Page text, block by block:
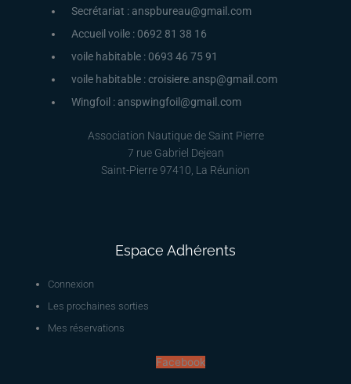
Secrétariat : anspbureau@gmail.com
Accueil voile : 0692 81 38 16
voile habitable : 0693 46 75 91
voile habitable : croisiere.ansp@gmail.com
Wingfoil : anspwingfoil@gmail.com
Association Nautique de Saint Pierre
7 rue Gabriel Dejean
Saint-Pierre 97410, La Réunion
Espace Adhérents
Connexion
Les prochaines sorties
Mes réservations
Facebook